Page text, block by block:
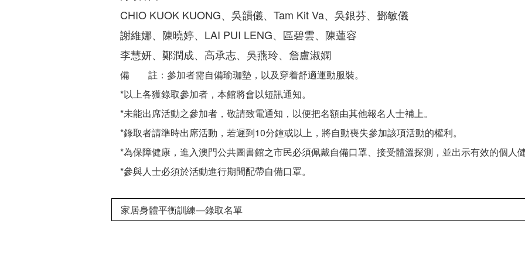
CHIO KUOK KUONG、吳韻儀、Tam Kit Va、吳銀芬、鄧敏儀
謝維娜、陳曉婷、LAI PUI LENG、區碧雲、陳蓮容
李慧妍、鄭潤成、高承志、吳燕玲、詹盧淑嫻
備 註：參加者需自備瑜珈墊，以及穿着舒適運動服裝。
*以上各獲錄取參加者，本館將會以短訊通知。
*未能出席活動之參加者，敬請致電通知，以便把名額由其他報名人士補上。
*錄取者請準時出席活動，若遲到10分鐘或以上，將自動喪失參加該項活動的權利。
*為保障健康，進入澳門公共圖書館之市民必須佩戴自備口罩、接受體溫探測，並出示有效的個人
*參與人士必須於活動進行期間配帶自備口罩。
家居身體平衡訓練—錄取名單